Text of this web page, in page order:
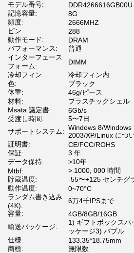
モデル番号:
DDR4266616GB00U
記憶容量:
8G
頻度:
2666MHZ
ピン:
288
動作モード:
DRAM
パフォーマンス:
普通
インターフェース
フォーム:
DIMM
冷却フィン:
冷却フィン内
色:
ブラック
体重:
46g/ピース
材料:
プラスチックシェル
Msata 議定書:
6Gb/s
受渡し時間:
5〜7日
サポートシステム: Windows 8/
2003/XP/Linux につ
証明書:
CE/FCC/ROHS
保証:
3 年
データ保持:
>10年
Mtbf:
> 1000, 000 時間
貯蔵温度:
-55〜+125 センチグ
動作温度:
0~70°C
ランダム書き込み
(4K):
6万4千IPSまで
容量:
4GB/8GB/16GB
輸送パッケージ:
1) ギフトボックスパ
ッケージ3) バブル
仕様:
133.35*18.75mm
商標:
無限数